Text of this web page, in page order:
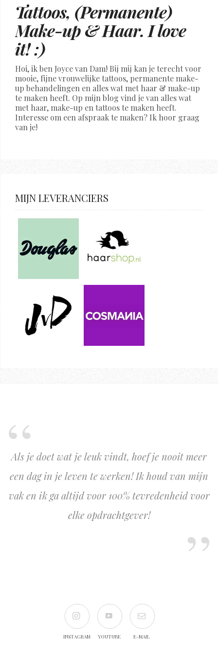
Tattoos, (Permanente)
Make-up & Haar. I love
it! :)
Hoi, ik ben Joyce van Dam! Bij mij kan je terecht voor
mooie, fijne vrouwelijke tattoos, permanente make-
up behandelingen en alles wat met haar & make-up
te maken heeft. Op mijn blog vind je van alles wat
met haar, make-up en tattoos te maken heeft.
Interesse om een afspraak te maken? Ik hoor graag
van je!
MIJN LEVERANCIERS
Als je doet wat je leuk vindt, hoef je nooit meer
een dag in je leven te werken! Ik houd van mijn
vak en ik ga altijd voor 100% tevredenheid voor
elke opdrachtgever!
INSTAGRAM YOUTUBE E-MAIL